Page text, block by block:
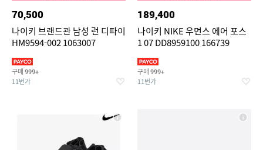
70,500
나이키 브랜드관 남성 런 디파이
HM9594-002 1063007
구매 999+
11번가
189,400
나이키 NIKE 우먼스 에어 포스
1 07 DD8959100 166739
구매 999+
11번가